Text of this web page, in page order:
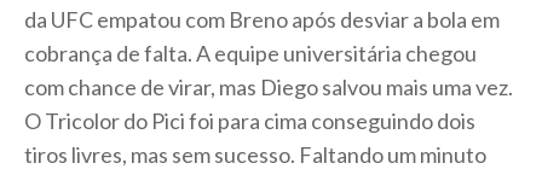
da UFC empatou com Breno após desviar a bola em
cobrança de falta. A equipe universitária chegou
com chance de virar, mas Diego salvou mais uma vez.
O Tricolor do Pici foi para cima conseguindo dois
tiros livres, mas sem sucesso. Faltando um minuto